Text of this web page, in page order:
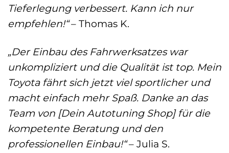
Tieferlegung verbessert. Kann ich nur
empfehlen!“– Thomas K.
„Der Einbau des Fahrwerksatzes war
unkompliziert und die Qualität ist top. Mein
Toyota fährt sich jetzt viel sportlicher und
macht einfach mehr Spaß. Danke an das
Team von [Dein Autotuning Shop] für die
kompetente Beratung und den
professionellen Einbau!“– Julia S.